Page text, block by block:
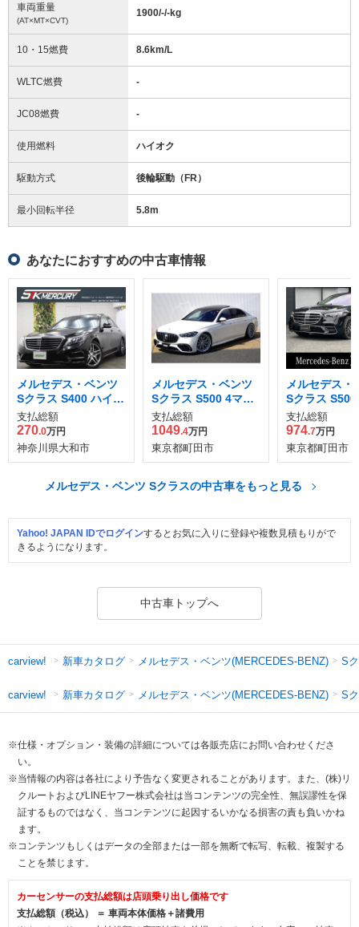
車両重量
(AT×MT×CVT)
1900/-/-kg
10・15燃費 8.6km/L
WLTC燃費 -
JC08燃費 -
使用燃料 ハイオク
駆動方式 後輪駆動（FR）
最小回転半径 5.8m
あなたにおすすめの中古車情報
メルセデス・ベンツ
Sクラス S400 ハイブ
リッド AMGスポーツ
パッケージ
支払総額
270.0万円
神奈川県大和市
メルセデス・ベンツ
Sクラス S500 4マチ
ック ロング (ISG搭載
モデル) 4WD
支払総額
1049.4万円
東京都町田市
メルセデス・
Sクラス
ック ロング
イン (ISG搭
4WD
支払総額
974.7万円
東京都町田市
メルセデス・ベンツ Sクラスの中古車をもっと見る
Yahoo! JAPAN IDでログインするとお気に入りに登録や複数見積もりがで
きるようになります。
中古車トップへ
carview! 新車カタログ メルセデス・ベンツ(MERCEDES-BENZ) S
carview! 新車カタログ メルセデス・ベンツ(MERCEDES-BENZ) S
※仕様・オプション・装備の詳細については各販売店にお問い合わせくださ
い。
※当情報の内容は各社により予告なく変更されることがあります。また、(株)リ
クルートおよびLINEヤフー株式会社は当コンテンツの完全性、無誤謬性を保
証するものではなく、当コンテンツに起因するいかなる損害の責も負いかね
ます。
※コンテンツもしくはデータの全部または一部を無断で転写、転載、複製する
ことを禁じます。
カーセンサーの支払総額は店頭乗り出し価格です
支払総額（税込） ＝ 車両本体価格＋諸費用